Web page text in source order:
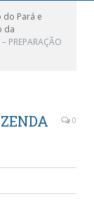
do Pará e
da
PREPARAÇÃO
0